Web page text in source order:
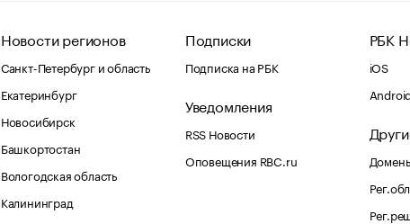
Новости регионов
Санкт-Петербург и область
Екатеринбург
Новосибирск
Башкортостан
Вологодская область
Калининград
Подписки
Подписка на РБК
Уведомления
RSS Новости
Оповещения RBC.ru
РБК
iOS